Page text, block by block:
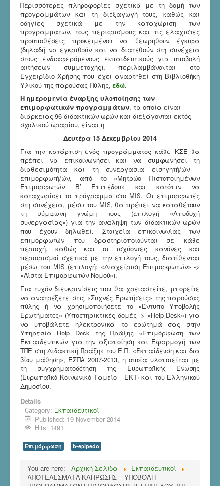
Περισσότερες πληροφορίες σχετικά με τη δομή των
προγραμμάτων και τη διεξαγωγή τους, καθώς και
οδηγίες σχετικά με την καταχώριση των
προγραμμάτων, τους περιορισμούς και τις ελάχιστες
προϋποθέσεις προκειμένου να θεωρηθούν έγκυρα
(δηλαδή να εγκριθούν και να διατεθούν στη συνέχεια
στους ενδιαφερόμενους εκπαιδευτικούς για υποβολή
αιτήσεων συμμετοχής), περιλαμβάνονται στο
Εγχειρίδιο Χρήσης που έχει αναρτηθεί στη Βιβλιοθήκη
Υλικού της παρούσας Πύλης, εδώ.
Η ημερομηνία έναρξης υλοποίησης των
επιμορφωτικών προγραμμάτων, τα οποία είναι
διάρκειας 96 διδακτικών ωρών και διεξάγονται εκτός
σχολικού ωραρίου, είναι η
Δευτέρα 15 Δεκεμβρίου 2014
Για την κατάρτιση ενός προγράμματος κάθε ΚΣΕ θα
πρέπει να επικοινωνήσει και να συμφωνήσει τη
διαθεσιμότητα και τη συνεργασία εισηγητή/ών –
επιμορφωτή/ών, από το «Μητρώο Πιστοποιημένων
Επιμορφωτών Β’ Επιπέδου» και κατόπιν να
καταχωρίσει το πρόγραμμα στο MIS. Οι επιμορφωτές
στη συνέχεια, μέσω του MIS, θα πρέπει να καταθέτουν
τη σύμφωνη γνώμη τους (επιλογή «Αποδοχή
συνεργασίας») για την ανάληψη των διδακτικών ωρών
που έχουν δηλωθεί. Στοιχεία επικοινωνίας των
επιμορφωτών που δραστηριοποιούνται σε κάθε
περιοχή, καθώς και οι ισχύοντες κανόνες και
περιορισμοί σχετικά με την επιλογή τους, διατίθενται
μέσω του MIS (επιλογή: «Διαχείριση Επιμορφωτών» ->
«Λίστα Επιμορφωτών Νομού»).
Για τυχόν διευκρινίσεις που θα χρειαστείτε, μπορείτε
να ανατρέξετε στις «Συχνές Ερωτήσεις» της παρούσας
πύλης ή να χρησιμοποιήσετε το «Έντυπο Υποβολής
Ερωτήματος» (Υποστηρικτικές δομές -> «Help Desk») για
να υποβάλετε ηλεκτρονικά το ερώτημά σας στην
Υπηρεσία Help Desk της Πράξης «Επιμόρφωση των
Εκπαιδευτικών για την αξιοποίηση και Εφαρμογή των
ΤΠΕ στη Διδακτική Πράξη» του Ε.Π. «Εκπαίδευση και δια
βίου μάθηση», ΕΣΠΑ 2007-2013, η οποία υλοποιείται με
τη συγχρηματοδότηση της Ευρωπαϊκής Ένωσης
(Ευρωπαϊκό Κοινωνικό Ταμείο - ΕΚΤ) και του Ελληνικού
Δημοσίου.
Details
Category: Εκπαιδευτικοί
Published: 19 November 2014
Hits: 1491
Επιμόρφωση b-epipedo
You are here: Αρχική Σελίδα
Εκπαιδευτικοί
ΑΠΟΤΕΛΕΣΜΑΤΑ ΚΛΗΡΩΣΗΣ – ΥΠΟΒΟΛΗ